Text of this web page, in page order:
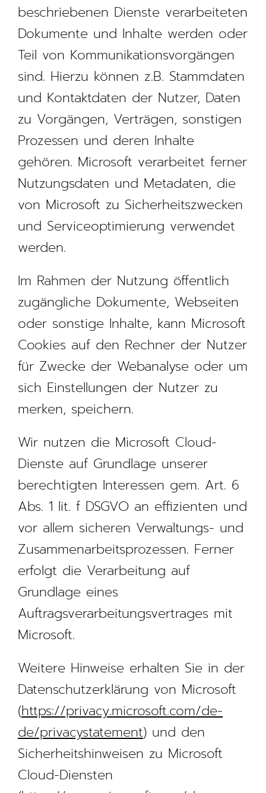
beschriebenen Dienste verarbeiteten
Dokumente und Inhalte werden oder
Teil von Kommunikationsvorgängen
sind. Hierzu können z.B. Stammdaten
und Kontaktdaten der Nutzer, Daten
zu Vorgängen, Verträgen, sonstigen
Prozessen und deren Inhalte
gehören. Microsoft verarbeitet ferner
Nutzungsdaten und Metadaten, die
von Microsoft zu Sicherheitszwecken
und Serviceoptimierung verwendet
werden.
Im Rahmen der Nutzung öffentlich
zugängliche Dokumente, Webseiten
oder sonstige Inhalte, kann Microsoft
Cookies auf den Rechner der Nutzer
für Zwecke der Webanalyse oder um
sich Einstellungen der Nutzer zu
merken, speichern.
Wir nutzen die Microsoft Cloud-
Dienste auf Grundlage unserer
berechtigten Interessen gem. Art. 6
Abs. 1 lit. f DSGVO an effizienten und
vor allem sicheren Verwaltungs- und
Zusammenarbeitsprozessen. Ferner
erfolgt die Verarbeitung auf
Grundlage eines
Auftragsverarbeitungsvertrages mit
Microsoft.
Weitere Hinweise erhalten Sie in der
Datenschutzerklärung von Microsoft
(https://privacy.microsoft.com/de-
de/privacystatement) und den
Sicherheitshinweisen zu Microsoft
Cloud-Diensten